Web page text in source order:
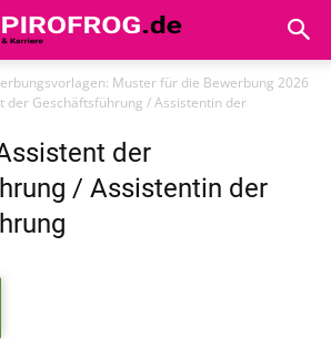
Muster für die Bewerbung 2026
der Geschäftsführung / Assistentin der
der
/ Assistentin der